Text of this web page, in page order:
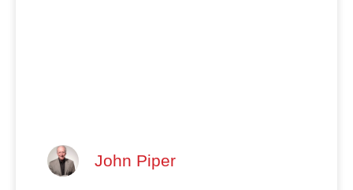
John Piper